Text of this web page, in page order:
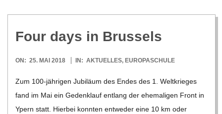
Four days in Brussels
2018-
ON: 25. MAI 2018 IN: AKTUELLES, EUROPASCHULE
Zum 100-jäh­ri­­gen Jubi­läum des Endes des 1. Welt­krie­ges
fand im Mai ein Geden­k­lauf ent­lang der ehe­ma­li­gen Front in
Ypern statt. Hier­bei konn­ten ent­we­der eine 10 km oder